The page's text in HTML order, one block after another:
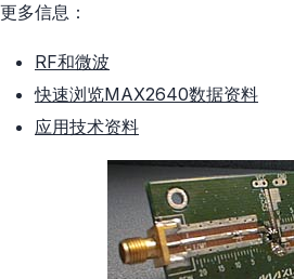
更多信息：
RF和微波
快速浏览MAX2640数据资料
应用技术资料